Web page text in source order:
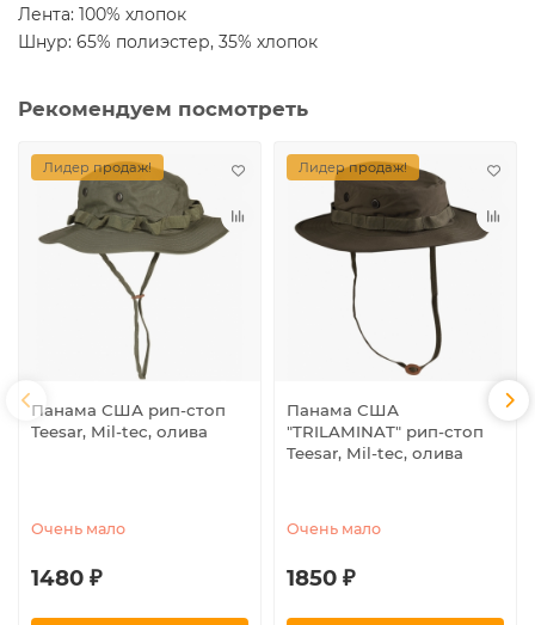
Лента: 100% хлопок
Шнур: 65% полиэстер, 35% хлопок
Рекомендуем посмотреть
Лидер продаж!
Панама США рип-стоп
Teesar, Mil-tec, олива
Очень мало
1480 ₽
Лидер продаж!
Панама США
"TRILAMINAT" рип-стоп
Teesar, Mil-tec, олива
Очень мало
1850 ₽